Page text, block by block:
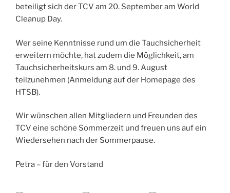
beteiligt sich der TCV am 20. September am World
Cleanup Day.
Wer seine Kenntnisse rund um die Tauchsicherheit
erweitern möchte, hat zudem die Möglichkeit, am
Tauchsicherheitskurs am 8. und 9. August
teilzunehmen (Anmeldung auf der Homepage des
HTSB).
Wir wünschen allen Mitgliedern und Freunden des
TCV eine schöne Sommerzeit und freuen uns auf ein
Wiedersehen nach der Sommerpause.
Petra – für den Vorstand